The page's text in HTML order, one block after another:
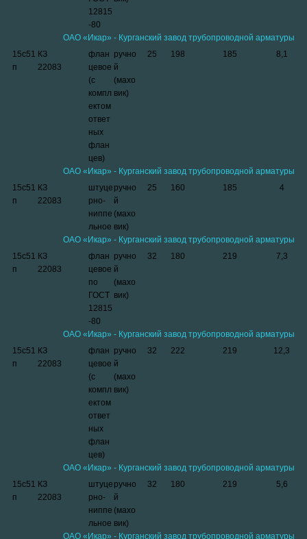
12815
-80
ОАО «Икар» - Курганский завод трубопроводной арматуры
15с51
п
КЗ
22083
флан
цевое
(с
компл
ектом
ответ
ных
флан
цев)
ручно
й
(махо
вик)
25 198 185 8,1
ОАО «Икар» - Курганский завод трубопроводной арматуры
15с51
п
КЗ
22083
штуце
рно-
ниппе
льное
ручно
й
(махо
вик)
25 160 185 4
ОАО «Икар» - Курганский завод трубопроводной арматуры
15с51
п
КЗ
22083
флан
цевое
по
ГОСТ
12815
-80
ручно
й
(махо
вик)
32 180 219 7,3
ОАО «Икар» - Курганский завод трубопроводной арматуры
15с51
п
КЗ
22083
флан
цевое
(с
компл
ектом
ответ
ных
флан
цев)
ручно
й
(махо
вик)
32 222 219 12,3
ОАО «Икар» - Курганский завод трубопроводной арматуры
15с51
п
КЗ
22083
штуце
рно-
ниппе
льное
ручно
й
(махо
вик)
32 180 219 5,6
ОАО «Икар» - Курганский завод трубопроводной арматуры